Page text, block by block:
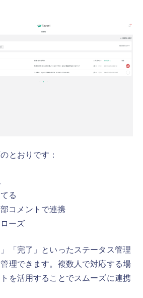
とおりです：
る
コメントで連携
ーズ
」「完了」といったステータス管理
理できます。複数人で対応する場
を活用することでスムーズに連携